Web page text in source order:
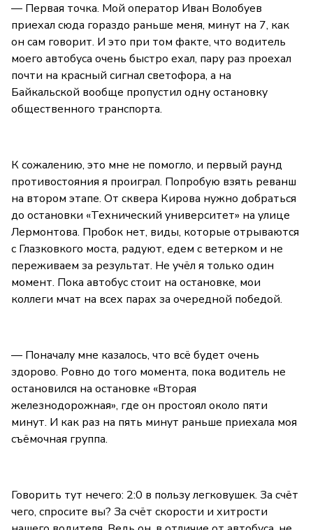
— Первая точка. Мой оператор Иван Волобуев
приехал сюда гораздо раньше меня, минут на 7, как
он сам говорит. И это при том факте, что водитель
моего автобуса очень быстро ехал, пару раз проехал
почти на красный сигнал светофора, а на
Байкальской вообще пропустил одну остановку
общественного транспорта.
К сожалению, это мне не помогло, и первый раунд
противостояния я проиграл. Попробую взять реванш
на втором этапе. От сквера Кирова нужно добраться
до остановки «Технический университет» на улице
Лермонтова. Пробок нет, виды, которые отрываются
с Глазковкого моста, радуют, едем с ветерком и не
переживаем за результат. Не учёл я только один
момент. Пока автобус стоит на остановке, мои
коллеги мчат на всех парах за очередной победой.
— Поначалу мне казалось, что всё будет очень
здорово. Ровно до того момента, пока водитель не
остановился на остановке «Вторая
железнодорожная», где он простоял около пяти
минут. И как раз на пять минут раньше приехала моя
съёмочная группа.
Говорить тут нечего: 2:0 в пользу легковушек. За счёт
чего, спросите вы? За счёт скорости и хитрости